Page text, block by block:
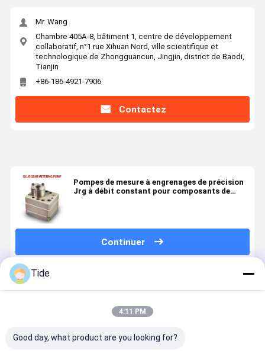
Mr. Wang
Chambre 405A-8, bâtiment 1, centre de développement
collaboratif, n°1 rue Xihuan Nord, ville scientifique et
technologique de Zhongguancun, Jingjin, district de Baodi,
Tianjin
+86-186-4921-7906
Contactez
Pompes de mesure à engrenages de précision
Jrg à débit constant pour composants de
Continuer
Produits Recommandés
Tide
4:11 PM
Good day, what product are you looking for?